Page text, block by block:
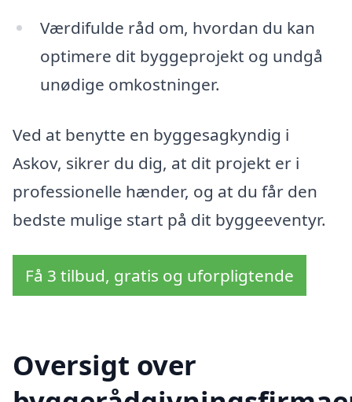
Værdifulde råd om, hvordan du kan
optimere dit byggeprojekt og undgå
unødige omkostninger.
Ved at benytte en byggesagkyndig i
Askov, sikrer du dig, at dit projekt er i
professionelle hænder, og at du får den
bedste mulige start på dit byggeeventyr.
Få 3 tilbud, gratis og uforpligtende
Oversigt over